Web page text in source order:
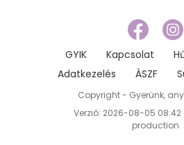
GYIK Kapcsolat
Adatkezelés
ÁSZF
Copyright - Gyerünk,
Verzió: 2026-08-05
production